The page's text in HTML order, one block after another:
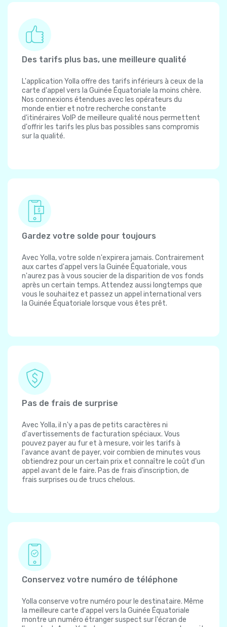
Des tarifs plus bas, une meilleure qualité
L'application Yolla offre des tarifs inférieurs à ceux de la
carte d'appel vers la Guinée Équatoriale la moins chère.
Nos connexions étendues avec les opérateurs du
monde entier et notre recherche constante
d'itinéraires VoIP de meilleure qualité nous permettent
d'offrir les tarifs les plus bas possibles sans compromis
sur la qualité.
Gardez votre solde pour toujours
Avec Yolla, votre solde n'expirera jamais. Contrairement
aux cartes d'appel vers la Guinée Équatoriale, vous
n'aurez pas à vous soucier de la disparition de vos fonds
après un certain temps. Attendez aussi longtemps que
vous le souhaitez et passez un appel international vers
la Guinée Équatoriale lorsque vous êtes prêt.
Pas de frais de surprise
Avec Yolla, il n'y a pas de petits caractères ni
d'avertissements de facturation spéciaux. Vous
pouvez payer au fur et à mesure, voir les tarifs à
l'avance avant de payer, voir combien de minutes vous
obtiendrez pour un certain prix et connaître le coût d'un
appel avant de le faire. Pas de frais d'inscription, de
frais surprises ou de trucs chelous.
Conservez votre numéro de téléphone
Yolla conserve votre numéro pour le destinataire. Même
la meilleure carte d'appel vers la Guinée Équatoriale
montre un numéro étranger suspect sur l'écran de